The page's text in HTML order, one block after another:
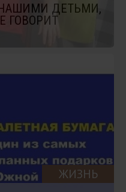
ДЕТЬМИ,
ГОВОРИТ
ЖИЗНЬ